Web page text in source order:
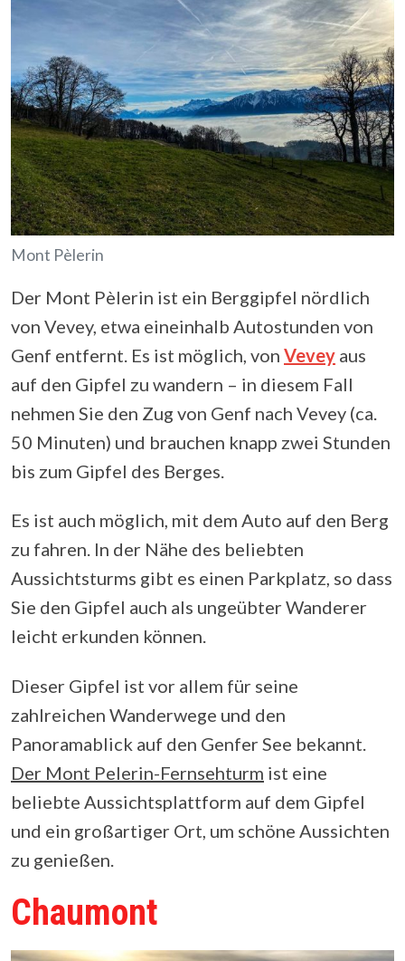
Mont Pèlerin
Der Mont Pèlerin ist ein Berggipfel nördlich
von Vevey, etwa eineinhalb Autostunden von
Genf entfernt. Es ist möglich, von Vevey aus
auf den Gipfel zu wandern – in diesem Fall
nehmen Sie den Zug von Genf nach Vevey (ca.
50 Minuten) und brauchen knapp zwei Stunden
bis zum Gipfel des Berges.
Es ist auch möglich, mit dem Auto auf den Berg
zu fahren. In der Nähe des beliebten
Aussichtsturms gibt es einen Parkplatz, so dass
Sie den Gipfel auch als ungeübter Wanderer
leicht erkunden können.
Dieser Gipfel ist vor allem für seine
zahlreichen Wanderwege und den
Panoramablick auf den Genfer See bekannt.
Der Mont Pelerin-Fernsehturm ist eine
beliebte Aussichtsplattform auf dem Gipfel
und ein großartiger Ort, um schöne Aussichten
zu genießen.
Chaumont